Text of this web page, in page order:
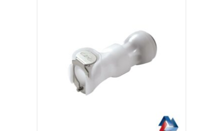
IN DEN WARENKORB